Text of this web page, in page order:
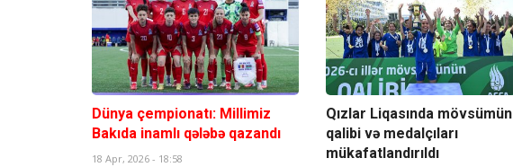
Dünya çempionatı: Millimiz
Bakıda inamlı qələbə qazandı
18 Apr, 2026 - 18:58
Qızlar Liqasında mövsümün
qalibi və medalçıları
mükafatlandırıldı